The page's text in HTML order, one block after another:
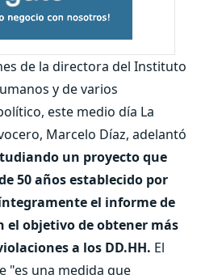
de la directora del Instituto
y de varios
este medio día La
Marcelo Díaz, adelantó
un proyecto que
50 años establecido por
el informe de
el objetivo de obtener más
a los DD.HH. El
"es una medida que